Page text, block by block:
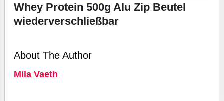
Whey Protein 500g Alu Zip Beutel
wiederverschließbar
About The Author
Mila Vaeth